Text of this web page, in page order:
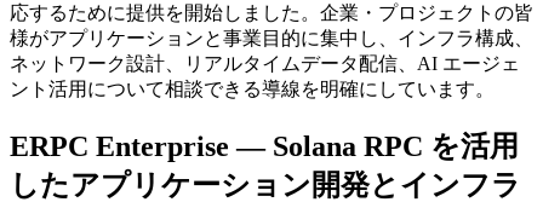
応するために提供を開始しました。企業・プロジェクトの皆
様がアプリケーションと事業目的に集中し、インフラ構成、
ネットワーク設計、リアルタイムデータ配信、AI エージェ
ント活用について相談できる導線を明確にしています。
ERPC Enterprise — Solana RPC を活用
したアプリケーション開発とインフラ